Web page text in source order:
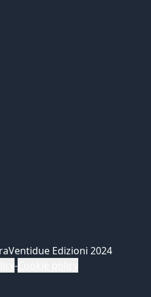
Edizioni 2024
-Cookie policy